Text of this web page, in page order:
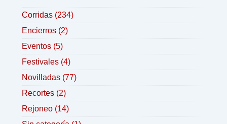
Corridas (234)
Encierros (2)
Eventos (5)
Festivales (4)
Novilladas (77)
Recortes (2)
Rejoneo (14)